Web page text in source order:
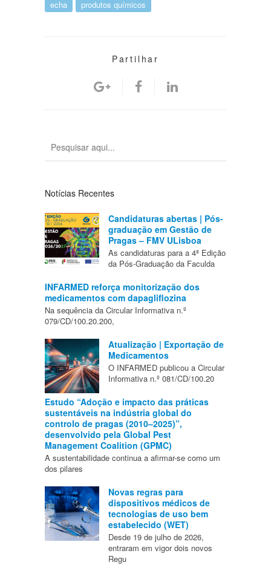
echa produtos químicos
Partilhar
Notícias Recentes
Candidaturas abertas | Pós-
graduação em Gestão de
Pragas – FMV ULisboa
As candidaturas para a 4ª Edição
da Pós-Graduação da Faculda
INFARMED reforça monitorização dos
medicamentos com dapagliflozina
Na sequência da Circular Informativa n.º
079/CD/100.20.200,
Atualização | Exportação de
Medicamentos
O INFARMED publicou a Circular
Informativa n.º 081/CD/100.20
Estudo “Adoção e impacto das práticas
sustentáveis na indústria global do
controlo de pragas (2010–2025)”,
desenvolvido pela Global Pest
Management Coalition (GPMC)
A sustentabilidade continua a afirmar-se como um
dos pilares
Novas regras para
dispositivos médicos de
tecnologias de uso bem
estabelecido (WET)
Desde 19 de julho de 2026,
entraram em vigor dois novos
Regu